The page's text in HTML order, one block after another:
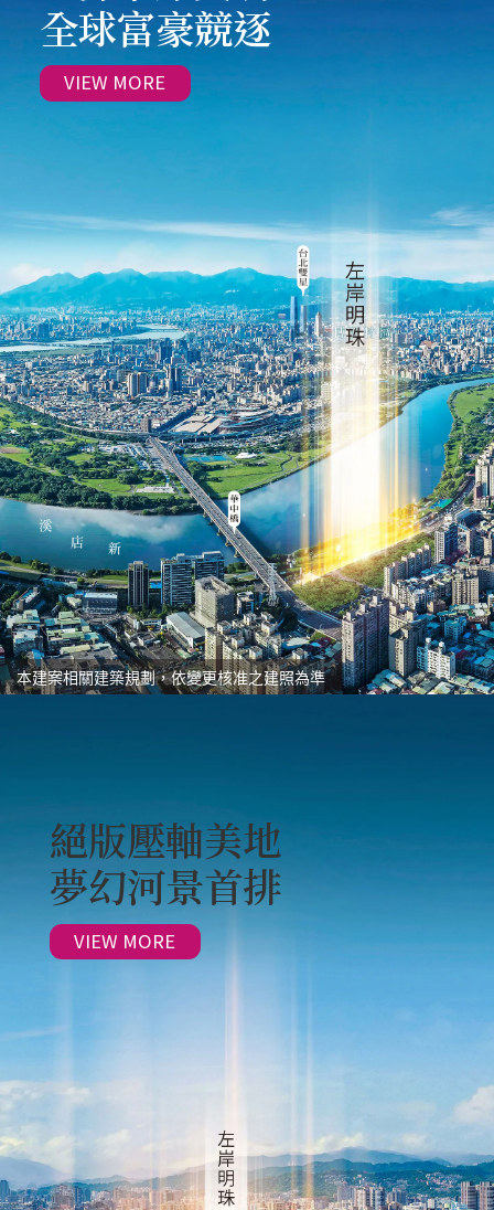
全球富豪競逐
VIEW MORE
本建案相關建築規劃，依變更核准之建照為準
絕版壓軸美地
夢幻河景首排
VIEW MORE